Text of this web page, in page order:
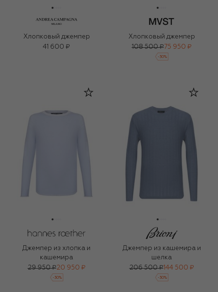
Хлопковый джемпер
41 600 ₽
Хлопковый джемпер
108 500 ₽75 950 ₽
-30%
Джемпер из хлопка и
кашемира
29 950 ₽20 950 ₽
-30%
Джемпер из кашемира и
шелка
206 500 ₽144 500 ₽
-30%